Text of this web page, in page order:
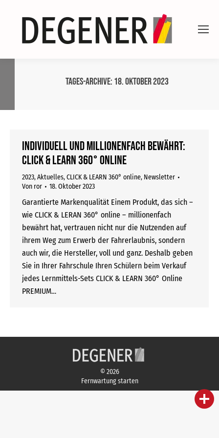
Tages-Archive: 18. Oktober 2023
Individuell und millionenfach bewährt:
CLICK & LEARN 360° online
2023,Aktuelles,CLICK & LEARN 360° online, Newsletter
Von ror 18. Oktober 2023
Garantierte Markenqualität Einem Produkt, das sich –
wie CLICK & LERAN 360° online – millionenfach
bewährt hat, vertrauen nicht nur die Nutzenden auf
ihrem Weg zum Erwerb der Fahrerlaubnis, sondern
auch wir, die Hersteller, voll und ganz. Deshalb geben
Sie in Ihrer Fahrschule Ihren Schülern beim Verkauf
jedes Lernmittels-Sets CLICK & LEARN 360° Online
PREMIUM…
© 2026
Fernwartung starten